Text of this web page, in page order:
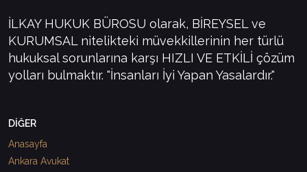
İLKAY HUKUK BÜROSU olarak, BİREYSEL ve
KURUMSAL nitelikteki müvekkillerinin her türlü
hukuksal sorunlarına karşı HIZLI VE ETKİLİ çözüm
yolları bulmaktır. "İnsanları İyi Yapan Yasalardır."
DİĞER
Anasayfa
Ankara Avukat